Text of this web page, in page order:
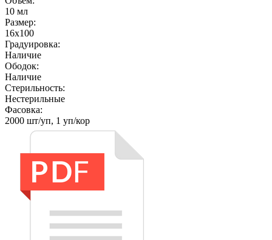
10 мл
Размер:
16х100
Градуировка:
Наличие
Ободок:
Наличие
Стерильность:
Нестерильные
Фасовка:
2000 шт/уп, 1 уп/кор